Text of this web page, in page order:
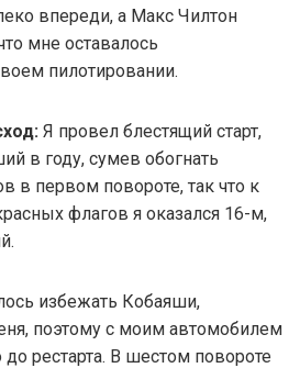
впереди, а Макс Чилтон
мне оставалось
пилотировании.
Я провел блестящий старт,
в году, сумев обогнать
в первом повороте, так что к
флагов я оказался 16-м,
избежать Кобаяши,
поэтому с моим автомобилем
рестарта. В шестом повороте